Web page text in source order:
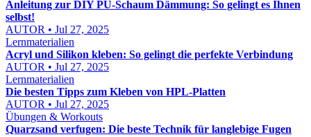
Anleitung zur DIY PU-Schaum Dämmung: So gelingt es Ihnen
selbst!
AUTOR • Jul 27, 2025
Lernmaterialien
Acryl und Silikon kleben: So gelingt die perfekte Verbindung
AUTOR • Jul 27, 2025
Lernmaterialien
Die besten Tipps zum Kleben von HPL-Platten
AUTOR • Jul 27, 2025
Übungen & Workouts
Quarzsand verfugen: Die beste Technik für langlebige Fugen